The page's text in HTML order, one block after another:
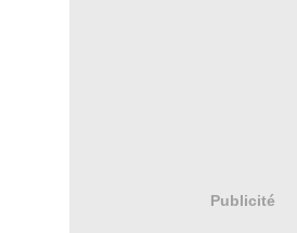
Publicité